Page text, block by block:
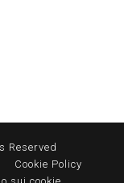
Reserved
Cookie Policy